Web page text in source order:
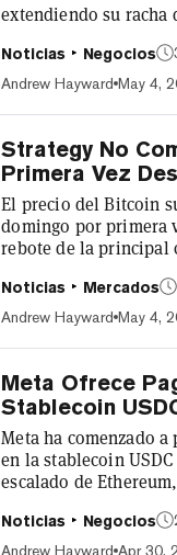
extendiendo su racha
BitMine adquirió
previas de 101.901
Noticias Negocios
Andrew Hayward May 4,
Strategy No
Primera Vez
El precio del Bitcoin
domingo por primera
rebote de la principal
el principal tenedor
semana sin acumular
Noticias Mercados
Andrew Hayward May 4,
Meta Ofrece
Stablecoin
Meta ha comenzado
en la stablecoin
escalado de
2022. El sistema de
Phantom y Binance,
Noticias Negocios
Andrew Hayward Apr 30,